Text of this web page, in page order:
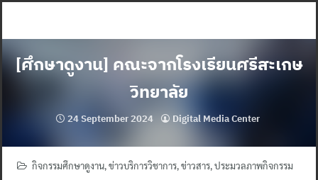
[ศึกษาดูงาน] คณะจากโรงเรียนศรีสะเกษ
วิทยาลัย
24 September 2024 Digital Media Center
กิจกรรมศึกษาดูงาน,ข่าวบริการวิชาการ,ข่าวสาร,ประมวลภาพกิจกรรม